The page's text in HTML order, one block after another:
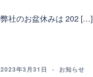
弊社のお盆休みは 202 […]
2023年3月31日 お知らせ